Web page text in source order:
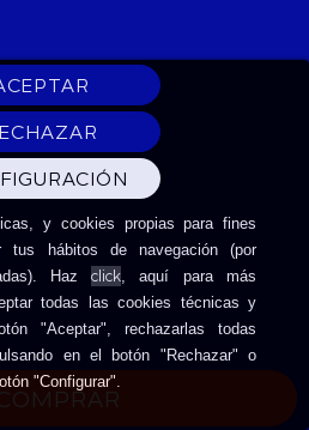
y cookies propias para fines
tus hábitos de navegación (por
Hazclick, aquí para más
todas las cookies técnicas y
"Aceptar", rechazarlas todas
en el botón "Rechazar" o
"Configurar".